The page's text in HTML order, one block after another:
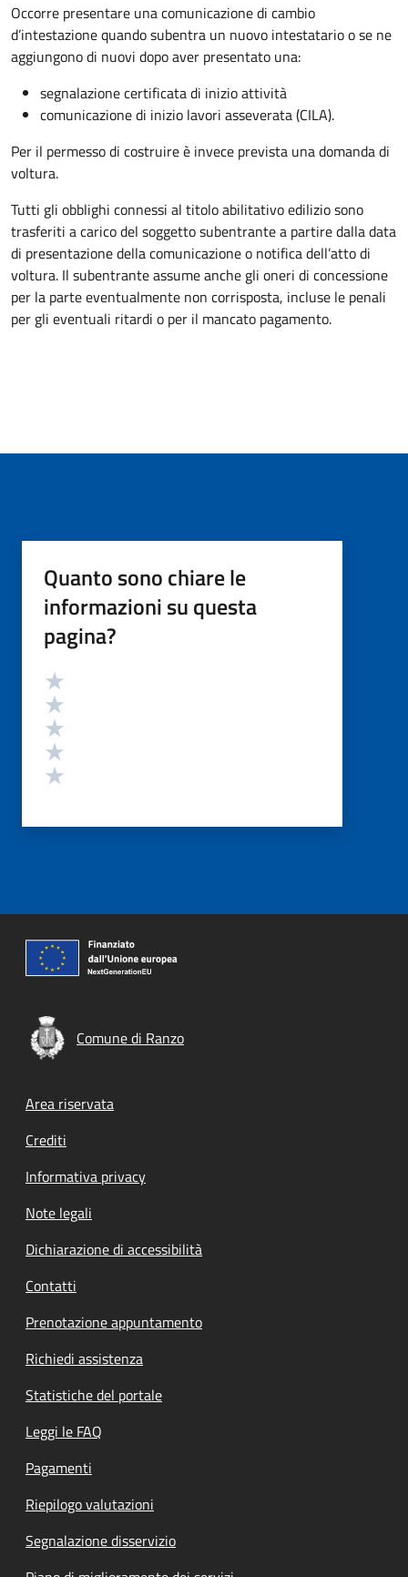
Occorre presentare una comunicazione di cambio
d’intestazione quando subentra un nuovo intestatario o se ne
aggiungono di nuovi dopo aver presentato una:
segnalazione certificata di inizio attività
comunicazione di inizio lavori asseverata (CILA).
Per il permesso di costruire è invece prevista una domanda di
voltura.
Tutti gli obblighi connessi al titolo abilitativo edilizio sono
trasferiti a carico del soggetto subentrante a partire dalla data
di presentazione della comunicazione o notifica dell’atto di
voltura. Il subentrante assume anche gli oneri di concessione
per la parte eventualmente non corrisposta, incluse le penali
per gli eventuali ritardi o per il mancato pagamento.
Quanto sono chiare le
informazioni su questa
pagina?
Valutazione
Comune di Ranzo
Footer menu
Area riservata
Crediti
Informativa privacy
Note legali
Dichiarazione di accessibilità
Contatti
Prenotazione appuntamento
Richiedi assistenza
Statistiche del portale
Leggi le FAQ
Pagamenti
Riepilogo valutazioni
Segnalazione disservizio